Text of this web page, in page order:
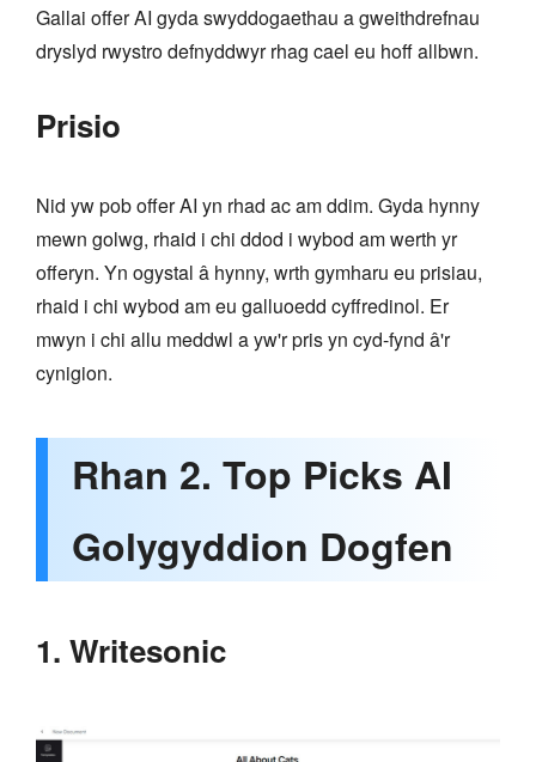
Gallai offer AI gyda swyddogaethau a gweithdrefnau
dryslyd rwystro defnyddwyr rhag cael eu hoff allbwn.
Prisio
Nid yw pob offer AI yn rhad ac am ddim. Gyda hynny
mewn golwg, rhaid i chi ddod i wybod am werth yr
offeryn. Yn ogystal â hynny, wrth gymharu eu prisiau,
rhaid i chi wybod am eu galluoedd cyffredinol. Er
mwyn i chi allu meddwl a yw'r pris yn cyd-fynd â'r
cynigion.
Rhan 2. Top Picks AI
Golygyddion Dogfen
1. Writesonic